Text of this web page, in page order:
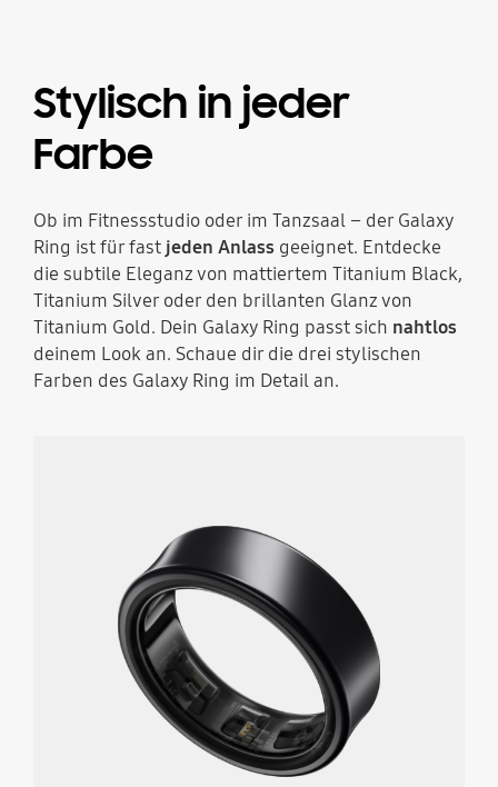
Stylisch in jeder
Farbe
Ob im Fitnessstudio oder im Tanzsaal – der Galaxy
Ring ist für fast jeden Anlassgeeignet. Entdecke
die subtile Eleganz von mattiertem Titanium Black,
Titanium Silver oder den brillanten Glanz von
Titanium Gold. Dein Galaxy Ring passt sich nahtlos
deinem Look an. Schaue dir die drei stylischen
Farben des Galaxy Ring im Detail an.